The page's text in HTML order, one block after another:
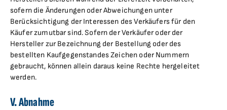
sofern die Änderungen oder Abweichungen unter
Berücksichtigung der Interessen des Verkäufers für den
Käufer zumutbar sind. Sofern der Verkäufer oder der
Hersteller zur Bezeichnung der Bestellung oder des
bestellten Kaufgegenstandes Zeichen oder Nummern
gebraucht, können allein daraus keine Rechte hergeleitet
werden.
V. Abnahme